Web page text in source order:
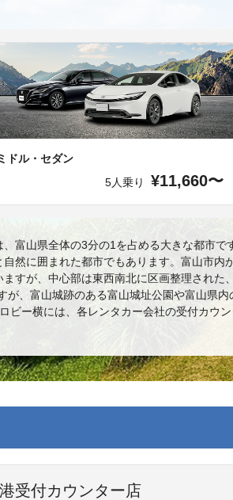
ドル・セダン
5人乗り
¥11,660〜
、富山県全体の3分の1を占める大きな都市
然に囲まれた都市でもあります。富山市
すが、中心部は東西南北に区画整理された
が、富山城跡のある富山城址公園や富山県
ー横には、各レンタカー会社の受付カウ
受付カウンター店